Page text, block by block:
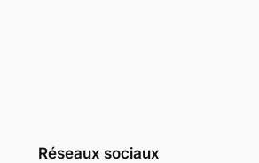
Réseaux sociaux